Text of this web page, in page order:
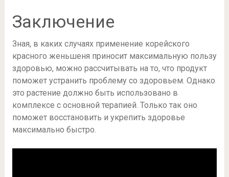
Заключение
Зная, в каких случаях применение корейского
красного женьшеня приносит максимальную пользу
здоровью, можно рассчитывать на то, что продукт
поможет устранить проблему со здоровьем. Однако
это растение должно быть использовано в
комплексе с основной терапией. Только так оно
поможет восстановить и укрепить здоровье
максимально быстро.